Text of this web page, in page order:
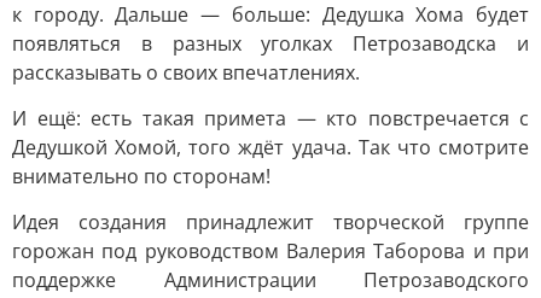
к городу. Дальше — больше: Дедушка Хома будет
появляться в разных уголках Петрозаводска и
рассказывать о своих впечатлениях.
И ещё: есть такая примета — кто повстречается с
Дедушкой Хомой, того ждёт удача. Так что смотрите
внимательно по сторонам!
Идея создания принадлежит творческой группе
горожан под руководством Валерия Таборова и при
поддержке Администрации Петрозаводского